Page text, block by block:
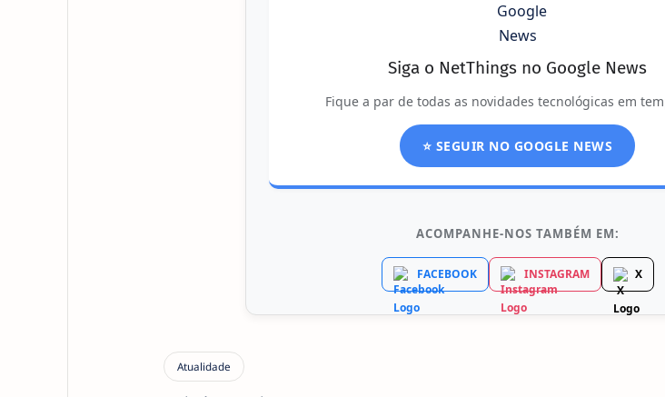
Siga o NetThings no Google News
Fique a par de todas as novidades tecnológicas em
⭐ SEGUIR NO GOOGLE NEWS
ACOMPANHE-NOS TAMBÉM EM:
FACEBOOK INSTAGRAM X